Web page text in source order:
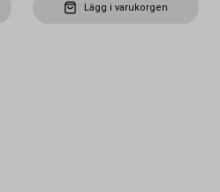
Lägg i varukorgen